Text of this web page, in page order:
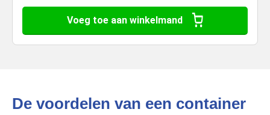
Voeg toe aan winkelmand
De voordelen van een container